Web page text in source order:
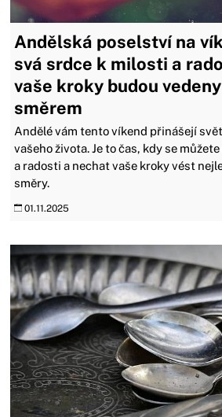
Andělská poselství na
svá srdce k milosti a
vaše kroky budou
směrem
Andělé vám tento víkend přinášejí
vašeho života. Je to čas, kdy se
a radosti a nechat vaše kroky vést
směry.
01.11.2025